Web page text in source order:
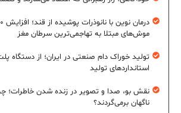
موش‌های مبتلا به تهاجمی‌ترین سرطان مغز
تولید خوراک دام صنعتی در ایران؛ از دستگاه
استانداردهای تولید
نقش بو، صدا و تصویر در زنده شدن خاطرات؛
ناگهان برمی‌گردند؟